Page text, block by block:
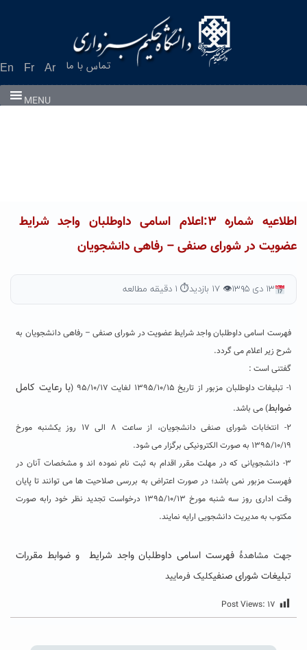
En Fr Ar تماس با ما
MENU
اطلاعیه شماره ۳:اعلام اسامی داوطلبان واجد شرایط
عضویت در شورای صنفی – رفاهی دانشجویان
۱۳ دی ۱۳۹۵ 👁 ۱۷ بازدید ⏱ ۱ دقیقه مطالعه
فهرست اسامی داوطلبان واجد شرایط عضویت در شورای صنفی – رفاهی دانشجویان به
شرح زیر اعلام می گردد.
گفتنی است :
۱- تبلیغات داوطلبان مزبور از تاریخ ۱۳۹۵/۱۰/۱۵ لغایت ۹۵/۱۰/۱۷ (
با رعایت کامل
ضوابط) می باشد.
۲- انتخابات شورای صنفی دانشجویان، از ساعت ۸ الی ۱۷ روز یکشنبه مورخ
۱۳۹۵/۱۰/۱۹ به صورت الکترونیکی برگزار می شود.
۳- دانشجویانی که در مهلت مقرر اقدام به ثبت نام نموده اند و مشخصات آنان در
فهرست مزبور نمی باشد؛ در صورت اعتراض به بررسی صلاحیت ها می توانند تا پایان
وقت اداری روز سه شنبه مورخ ۱۳۹۵/۱۰/۱۳ درخواست تجدید نظر خود رابه صورت
مکتوب به مدیریت دانشجویی ارایه نمایند.
جهت مشاهدۀفهرست اسامی داوطلبان واجد شرایط و ضوابط مقررات
تبلیغات شورای صنفیکلیک فرمایید
Post Views: ۱۷